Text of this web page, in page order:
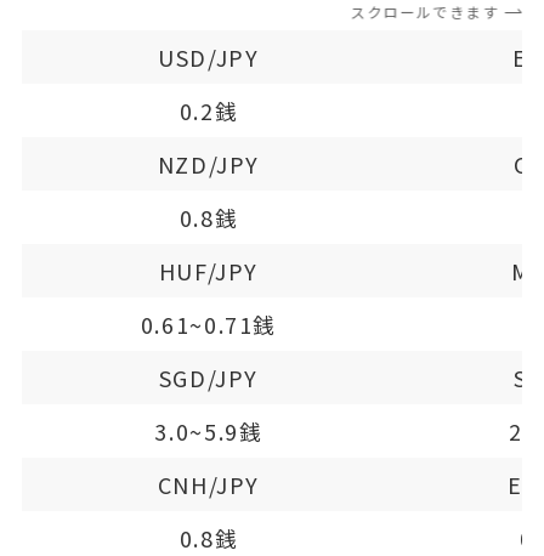
スクロールできます
USD/JPY
0.2銭
NZD/JPY
0.8銭
HUF/JPY
0.61~0.71銭
SGD/JPY
3.0~5.9銭
CNH/JPY
0.8銭